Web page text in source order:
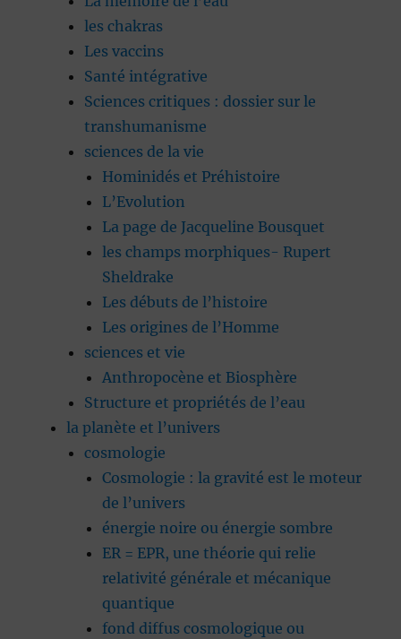
les chakras
Les vaccins
Santé intégrative
Sciences critiques : dossier sur le
transhumanisme
sciences de la vie
Hominidés et Préhistoire
L’Evolution
La page de Jacqueline Bousquet
les champs morphiques- Rupert
Sheldrake
Les débuts de l’histoire
Les origines de l’Homme
sciences et vie
Anthropocène et Biosphère
Structure et propriétés de l’eau
la planète et l’univers
cosmologie
Cosmologie : la gravité est le moteur
de l’univers
énergie noire ou énergie sombre
ER = EPR, une théorie qui relie
relativité générale et mécanique
quantique
fond diffus cosmologique ou